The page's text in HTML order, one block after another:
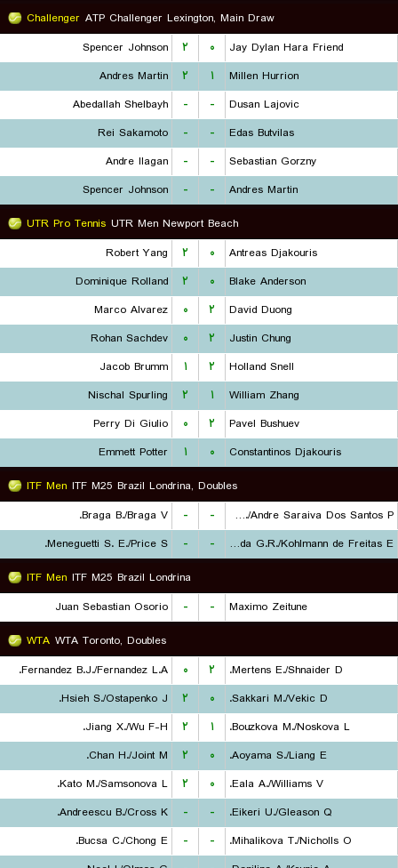
Challenger ATP Challenger Lexington, Main Draw
Spencer Johnson
۲ ۰
Jay Dylan Hara Friend
Andres Martin
۲ ۱
Millen Hurrion
Abedallah Shelbayh
- -
Dusan Lajovic
Rei Sakamoto
- -
Edas Butvilas
Andre Ilagan
- -
Sebastian Gorzny
Spencer Johnson
- -
Andres Martin
UTR Pro Tennis UTR Men Newport Beach
Robert Yang
۲ ۰
Antreas Djakouris
Dominique Rolland
۲ ۰
Blake Anderson
Marco Alvarez
۰ ۲
David Duong
Rohan Sachdev
۰ ۲
Justin Chung
Jacob Brumm
۱ ۲
Holland Snell
Nischal Spurling
۲ ۱
William Zhang
Perry Di Giulio
۰ ۲
Pavel Bushuev
Emmett Potter
۱ ۰
Constantinos Djakouris
ITF Men ITF M25 Brazil Londrina, Doubles
Braga B./Braga V.
- -
Leite W./Andre Saraiva Dos Santos P.
Meneguetti S. E./Price S.
- -
de Almeida G.R./Kohlmann de Freitas E.
ITF Men ITF M25 Brazil Londrina
Juan Sebastian Osorio
- -
Maximo Zeitune
WTA WTA Toronto, Doubles
Fernandez B.J./Fernandez L.A.
۰ ۲
Mertens E./Shnaider D.
Hsieh S./Ostapenko J.
۲ ۰
Sakkari M./Vekic D.
Jiang X./Wu F-H.
۲ ۱
Bouzkova M./Noskova L.
Chan H./Joint M.
۲ ۰
Aoyama S./Liang E.
Kato M./Samsonova L.
۲ ۰
Eala A./Williams V.
Andreescu B./Cross K.
- -
Eikeri U./Gleason Q.
Bucsa C./Chong E.
- -
Mihalikova T./Nicholls O.